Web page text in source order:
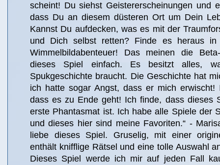
scheint! Du siehst Geistererscheinungen und
dass Du an diesem düsteren Ort um Dein
Kannst Du aufdecken, was es mit der
und Dich selbst retten? Finde es heraus in
Wimmelbildabenteuer! Das meinen die
dieses Spiel einfach. Es besitzt alles,
Spukgeschichte braucht. Die Geschichte hat
ich hatte sogar Angst, dass er mich erwischt!
dass es zu Ende geht! Ich finde, dass dieses
erste Phantasmat ist. Ich habe alle Spiele der
und dieses hier sind meine Favoriten.“ -
liebe dieses Spiel. Gruselig, mit einer
enthält knifflige Rätsel und eine tolle Auswahl
Dieses Spiel werde ich mir auf jeden Fall